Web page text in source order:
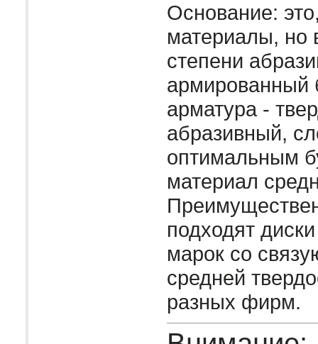
Основание:
материалы, но
степени
армированный
арматура -
абразивный,
оптимальным
материал
подходят
марок со
средней
разных фирм.